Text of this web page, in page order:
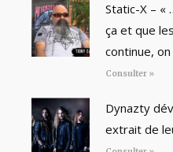
Static-X – «
ça et que
continue,
Consulter »
Dynazty
extrait de